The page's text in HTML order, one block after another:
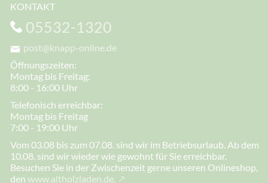
KONTAKT
05532-1320
post@knapp-online.de
Öffnungszeiten:
Montag bis Freitag:
8:00 - 16:00 Uhr
Telefonisch erreichbar:
Montag bis Freitag
7:00 - 19:00 Uhr
Vom 03.08 bis zum 07.08. sind wir im Betriebsurlaub. Ab dem
10.08. sind wir wieder wie gewohnt für Sie erreichbar.
Besuchen Sie in der Zwischenzeit gerne unseren Onlineshop,
den www.altholzladen.de.